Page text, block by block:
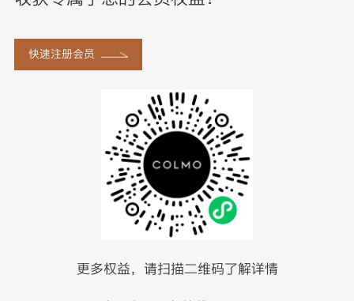
快速注册会员
更多权益，请扫描二维码了解详情